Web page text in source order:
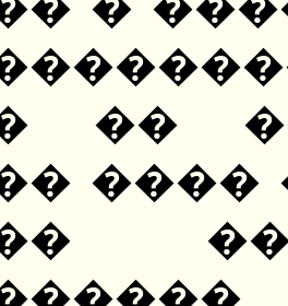
��
����